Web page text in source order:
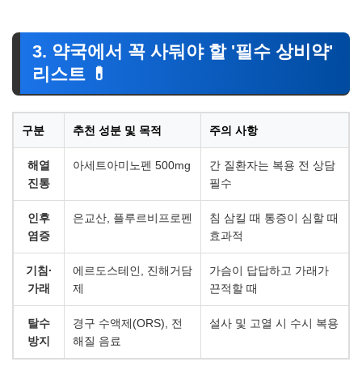
3. 약국에서 꼭 사둬야 할 '필수 상비약'
리스트 💊
구분 추천 성분 및 목적 주의 사항
해열
진통
아세트아미노펜 500mg
간 질환자는 복용 전 상담
필수
인후
염증
은교산, 플루르비프로펜
침 삼킬 때 통증이 심할 때
효과적
기침·
가래
에르도스테인, 진해거담
제
가슴이 답답하고 가래가
끈적할 때
탈수
방지
경구 수액제(ORS), 전
해질 음료
설사 및 고열 시 수시 복용